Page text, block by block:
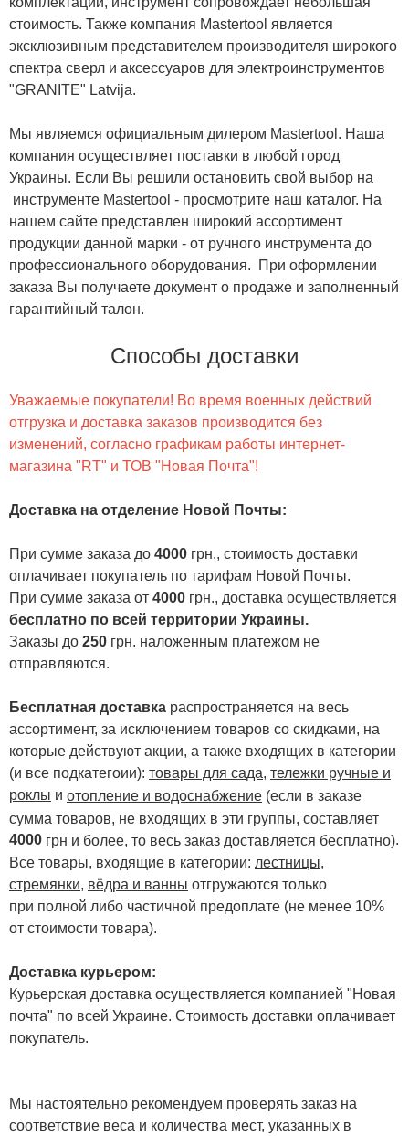
стоимость. Также компания Mastertool является
эксклюзивным представителем производителя широкого
спектра сверл и аксессуаров для электроинструментов
"GRANITE" Latvija.
Мы являемся официальным дилером Mastertool. Наша
компания осуществляет поставки в любой город
Украины. Если Вы решили остановить свой выбор на
инструменте Mastertool - просмотрите наш каталог. На
нашем сайте представлен широкий ассортимент
продукции данной марки - от ручного инструмента до
профессионального оборудования. При оформлении
заказа Вы получаете документ о продаже и заполненный
гарантийный талон.
Способы доставки
Уважаемые покупатели! Во время военных действий
отгрузка и доставка заказов производится без
изменений, согласно графикам работы интернет-
магазина "RT" и ТОВ "Новая Почта"!
Доставка на отделение Новой Почты:
При сумме заказа до 4000 грн., стоимость доставки
оплачивает покупатель по тарифам Новой Почты.
При сумме заказа от 4000 грн., доставка осуществляется
бесплатно по всей территории Украины.
Заказы до 250 грн. наложенным платежом не
отправляются.
Бесплатная доставка распространяется на весь
ассортимент, за исключением товаров со скидками, на
которые действуют акции, а также входящих в категории
(и все подкатегоии): товары для сада, тележки ручные и
роклы и отопление и водоснабжение (если в заказе
сумма товаров, не входящих в эти группы, составляет
4000 грн и более, то весь заказ доставляется бесплатно).
Все товары, входящие в категории: лестницы,
стремянки, вёдра и ванны отгружаются только
при полной либо частичной предоплате (не менее 10%
от стоимости товара).
Доставка курьером:
Курьерская доставка осуществляется компанией "Новая
почта" по всей Украине. Стоимость доставки оплачивает
покупатель.
Мы настоятельно рекомендуем проверять заказ на
соответствие веса и количества мест, указанных в